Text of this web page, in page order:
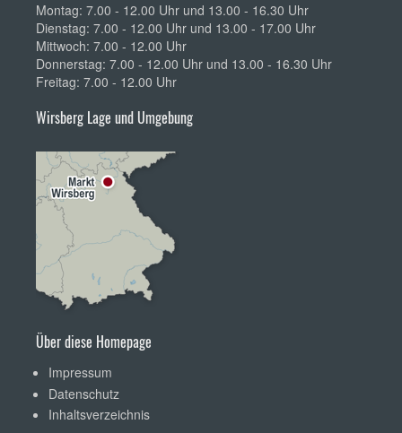
Montag: 7.00 - 12.00 Uhr und 13.00 - 16.30 Uhr
Dienstag: 7.00 - 12.00 Uhr und 13.00 - 17.00 Uhr
Mittwoch: 7.00 - 12.00 Uhr
Donnerstag: 7.00 - 12.00 Uhr und 13.00 - 16.30 Uhr
Freitag: 7.00 - 12.00 Uhr
Wirsberg Lage und Umgebung
Über diese Homepage
Impressum
Datenschutz
Inhaltsverzeichnis